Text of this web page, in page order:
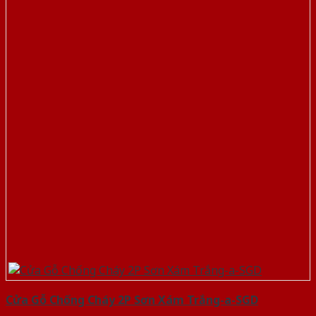
Cửa Gỗ Chống Cháy 2P Sơn Xám Trắng-a-SGD